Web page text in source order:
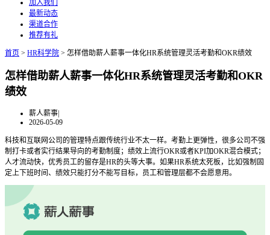
加入我们
最新动态
渠道合作
推荐有礼
首页 > HR科学院 > 怎样借助薪人薪事一体化HR系统管理灵活考勤和OKR绩效
怎样借助薪人薪事一体化HR系统管理灵活考勤和OKR
绩效
薪人薪事|
2026-05-09
科技和互联网公司的管理特点跟传统行业不太一样。考勤上更弹性，很多公司不强
制打卡或者实行结果导向的考勤制度；绩效上流行OKR或者KPI加OKR混合模式；
人才流动快，优秀员工的留存是HR的头等大事。如果HR系统太死板，比如强制固
定上下班时间、绩效只能打分不能写目标，员工和管理层都不会愿意用。